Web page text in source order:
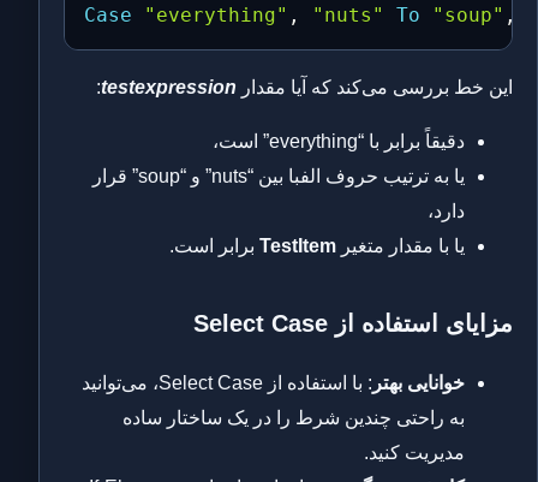
Case "everything" , "nuts" To "soup" ,
این خط بررسی می‌کند که آیا مقدار testexpression
:
دقیقاً برابر با “everything” است،
یا به ترتیب حروف الفبا بین “nuts” و “soup” قرار
دارد،
یا با مقدار متغیر TestItem برابر است.
مزایای استفاده از Select Case
خوانایی بهتر
: با استفاده از Select Case، می‌توانید
به راحتی چندین شرط را در یک ساختار ساده
مدیریت کنید.